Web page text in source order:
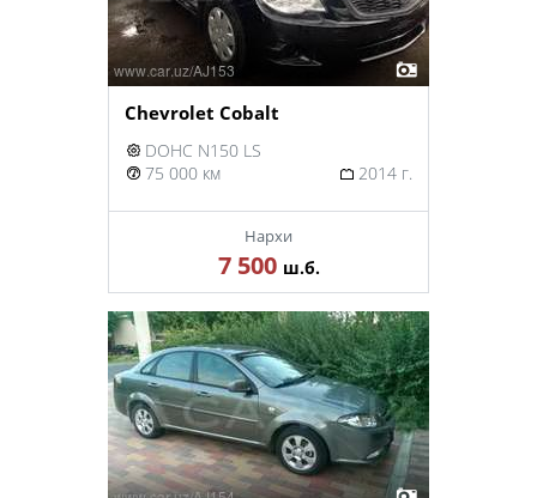
Chevrolet Cobalt
DOHC N150 LS
75 000 км
2014 г.
Нархи
7 500 ш.б.